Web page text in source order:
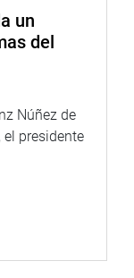
un
del
Núñez de
presidente